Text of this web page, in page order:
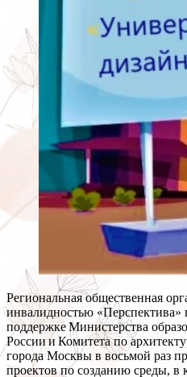
Региональная общественная
инвалидностью
поддержке Министерства
России и Комитета по
города Москвы в восьмой раз
проектов по созданию среды, в